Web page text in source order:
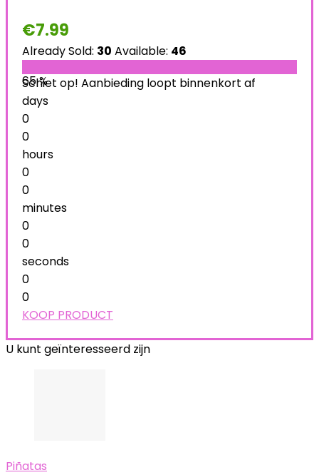
€7.99
Already Sold: 30 Available: 46
65 %
Schiet op! Aanbieding loopt binnenkort af
days
0
0
hours
0
0
minutes
0
0
seconds
0
0
KOOP PRODUCT
U kunt geïnteresseerd zijn
Piñatas